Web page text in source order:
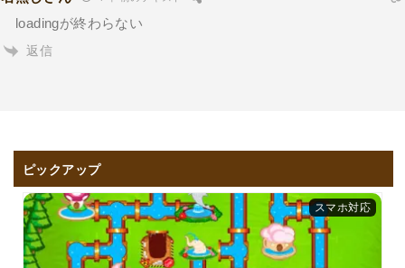
loadingが終わらない
返信
ピックアップ